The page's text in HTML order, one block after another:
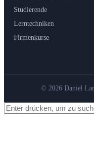
Studierende
Lerntechniken
Firmenkurse
© 2026 Daniel